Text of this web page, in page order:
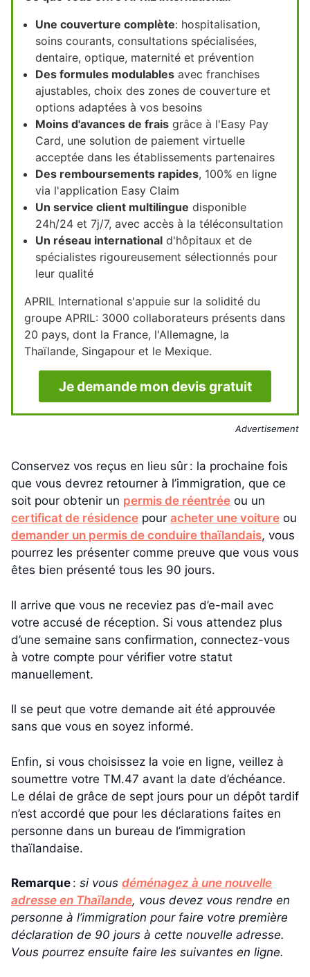
Une couverture complète: hospitalisation,
soins courants, consultations spécialisées,
dentaire, optique, maternité et prévention
Des formules modulables avec franchises
ajustables, choix des zones de couverture et
options adaptées à vos besoins
Moins d'avances de frais grâce à l'Easy Pay
Card, une solution de paiement virtuelle
acceptée dans les établissements partenaires
Des remboursements rapides, 100% en ligne
via l'application Easy Claim
Un service client multilingue disponible
24h/24 et 7j/7, avec accès à la téléconsultation
Un réseau international d'hôpitaux et de
spécialistes rigoureusement sélectionnés pour
leur qualité
APRIL International s'appuie sur la solidité du
groupe APRIL: 3000 collaborateurs présents dans
20 pays, dont la France, l'Allemagne, la
Thaïlande, Singapour et le Mexique.
Je demande mon devis gratuit
Advertisement
Conservez vos reçus en lieu sûr : la prochaine fois
que vous devrez retourner à l’immigration, que ce
soit pour obtenir un permis de réentrée ou un
certificat de résidence pour acheter une voiture ou
demander un permis de conduire thaïlandais, vous
pourrez les présenter comme preuve que vous vous
êtes bien présenté tous les 90 jours.
Il arrive que vous ne receviez pas d’e-mail avec
votre accusé de réception. Si vous attendez plus
d’une semaine sans confirmation, connectez-vous
à votre compte pour vérifier votre statut
manuellement.
Il se peut que votre demande ait été approuvée
sans que vous en soyez informé.
Enfin, si vous choisissez la voie en ligne, veillez à
soumettre votre TM.47 avant la date d’échéance.
Le délai de grâce de sept jours pour un dépôt tardif
n’est accordé que pour les déclarations faites en
personne dans un bureau de l’immigration
thaïlandaise.
Remarque : si vous déménagez à une nouvelle
adresse en Thaïlande, vous devez vous rendre en
personne à l’immigration pour faire votre première
déclaration de 90 jours à cette nouvelle adresse.
Vous pourrez ensuite faire les suivantes en ligne.